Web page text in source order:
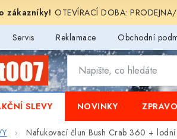
OTEVÍRACÍ DOBA:
Servis Reklamace Obchodní
SLEVY NOVINKY
Nafukovací člun Bush Crab 360 +